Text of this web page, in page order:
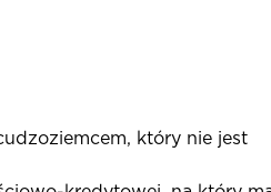
który nie jest